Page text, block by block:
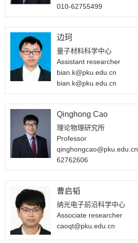
010-62755499
边珂
量子材料科学中心
Assistant researcher
bian.k@pku.edu.cn
bian.k@pku.edu.cn
Qinghong Cao
理论物理研究所
Professor
qinghongcao@pku.edu.cn
62762606
曹启韬
纳光电子前沿科学中心
Associate researcher
caoqt@pku.edu.cn